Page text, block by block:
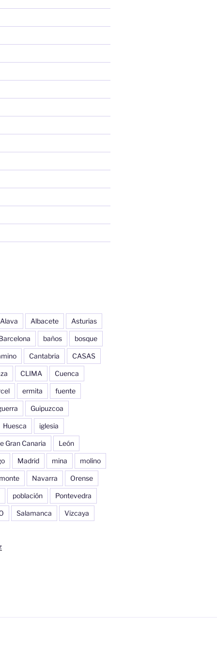
Alava Albacete Asturias
baños bosque
Cantabria CASAS
CLIMA Cuenca
ermita fuente
Guipuzcoa
Huesca iglesia
Gran Canaria León
Madrid mina molino
monte Navarra Orense
población Pontevedra
Salamanca Vizcaya